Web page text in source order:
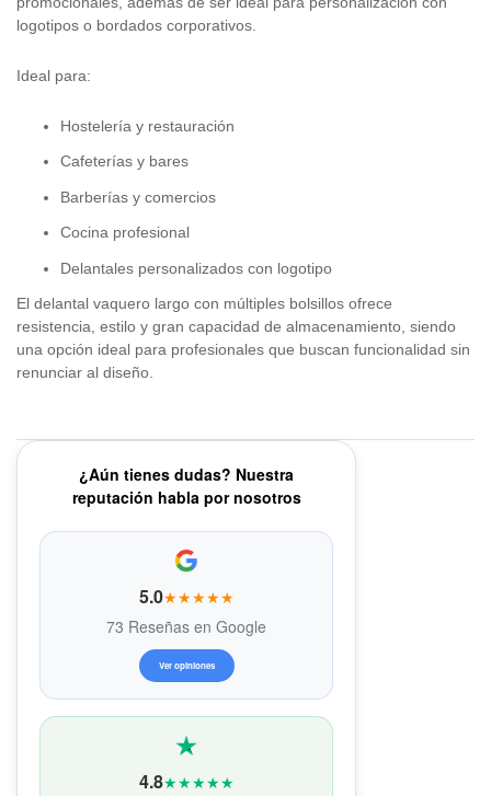
logotipos o bordados corporativos.
Ideal para:
Hostelería y restauración
Cafeterías y bares
Barberías y comercios
Cocina profesional
Delantales personalizados con logotipo
El delantal vaquero largo con múltiples bolsillos ofrece
resistencia, estilo y gran capacidad de almacenamiento, siendo
una opción ideal para profesionales que buscan funcionalidad sin
renunciar al diseño.
¿Aún tienes dudas? Nuestra
reputación habla por nosotros
5.0★★★★★
73 Reseñas en Google
Ver opiniones
4.8★★★★★